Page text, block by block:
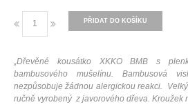
PŘIDAT DO KOŠÍKU
„Dřevěné kousátko XKKO BMB s
bambusového mušelínu. Bambusová
nezpůsobuje žádnou alergickou reakci.
ručně vyrobený z javorového dřeva. Kroužek